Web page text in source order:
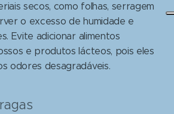
secos, como folhas, serragem
o excesso de humidade e
Evite adicionar alimentos
e produtos lácteos, pois eles
odores desagradáveis.